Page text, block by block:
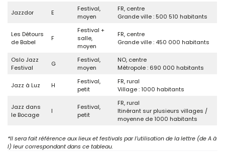
Jazzdor E
Festival,
moyen
FR, centre
Grande ville : 500 510 habitants
Les Détours
de Babel
F
Festival +
salle,
moyen
FR, centre
Grande ville : 450 000 habitants
Oslo Jazz
Festival
G
Festival,
moyen
NO, centre
Métropole : 690 000 habitants
Jazz à Luz H
Festival,
petit
FR, rural
Village : 1000 habitants
Jazz dans
le Bocage
I
Festival,
petit
FR, rural
Itinérant sur plusieurs villages /
moyenne de 1000 habitants
*Il sera fait référence aux lieux et festivals par l’utilisation de la lettre (de A à
I) leur correspondant dans ce tableau.